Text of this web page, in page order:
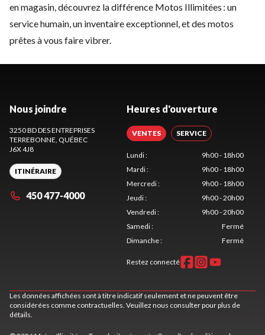
en magasin, découvrez la différence Motos Illimitées : un
service humain, un inventaire exceptionnel, et des motos
prêtes à vous faire vibrer.
Nous joindre
3250 BD DES ENTREPRISES
TERREBONNE , QUÉBEC
J6X 4J8
ITINÉRAIRE
450 477-4000
Heures d'ouverture
VENTES SERVICE
Lundi:
9h00 - 18h00
Mardi:
9h00 - 18h00
Mercredi:
9h00 - 18h00
Jeudi:
9h00 - 20h00
Vendredi:
9h00 - 20h00
Samedi:
Fermé
Dimanche: Fermé
Restez connecté
Les données affichées sont à titre indicatif seulement et ne peuvent être
considérées comme contractuelles. Veuillez nous consulter pour plus de
détails.